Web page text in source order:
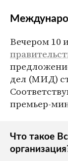
Вечером 10
дел (МИД)
премьер-
Что такое